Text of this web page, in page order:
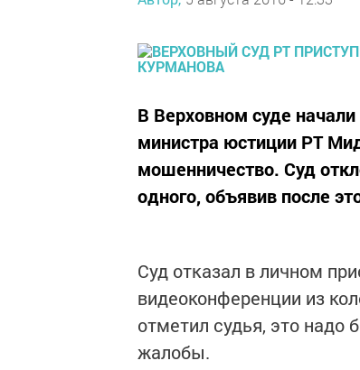
В Верховном суде
министра юстиции РТ
мошенничество. Суд
одного, объявив после
Суд отказал в личном
видеоконференции из
отметил судья, это надо
жалобы.